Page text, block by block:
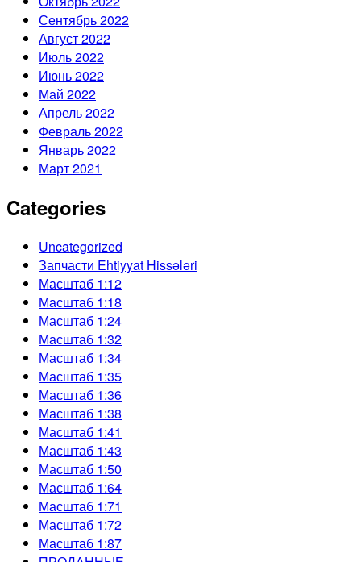
Сентябрь 2022
Август 2022
Июль 2022
Июнь 2022
Май 2022
Апрель 2022
Февраль 2022
Январь 2022
Март 2021
Categories
Uncategorized
Запчасти Ehtiyyat Hissələri
Масштаб 1:12
Масштаб 1:18
Масштаб 1:24
Масштаб 1:32
Масштаб 1:34
Масштаб 1:35
Масштаб 1:36
Масштаб 1:38
Масштаб 1:41
Масштаб 1:43
Масштаб 1:50
Масштаб 1:64
Масштаб 1:71
Масштаб 1:72
Масштаб 1:87